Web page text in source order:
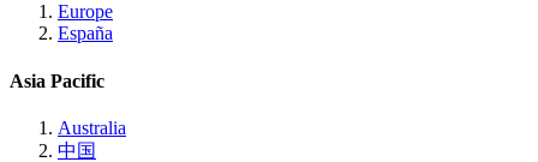
Europe
España
Asia Pacific
Australia
中国